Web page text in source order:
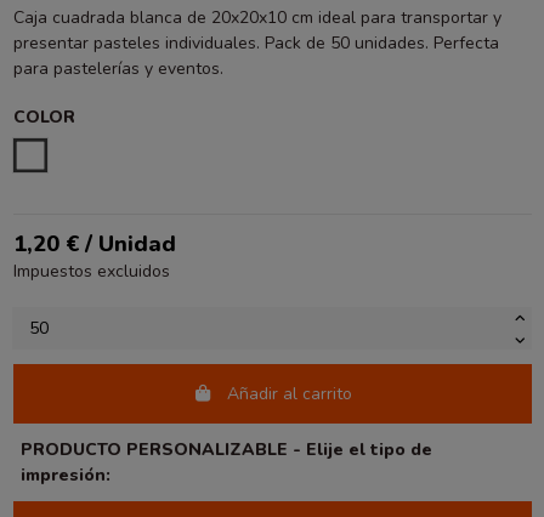
Caja cuadrada blanca de 20x20x10 cm ideal para transportar y
presentar pasteles individuales. Pack de 50 unidades. Perfecta
para pastelerías y eventos.
COLOR
1,20 € / Unidad
Impuestos excluidos
Añadir al carrito
PRODUCTO PERSONALIZABLE - Elije el tipo de
impresión: